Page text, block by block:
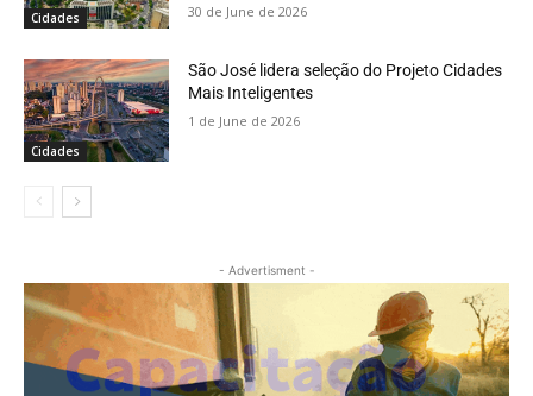
Cidades 30 de June de 2026
Cidades
São José lidera seleção do Projeto Cidades
Mais Inteligentes
1 de June de 2026
- Advertisment -